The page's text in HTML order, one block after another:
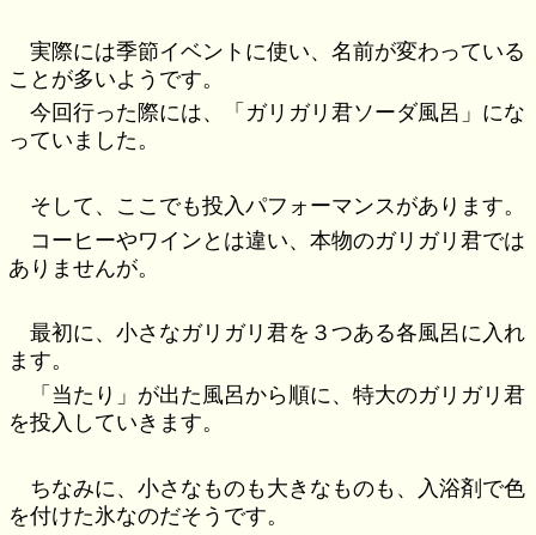
実際には季節イベントに使い、名前が変わっている
ことが多いようです。
今回行った際には、「ガリガリ君ソーダ風呂」にな
っていました。
そして、ここでも投入パフォーマンスがあります。
コーヒーやワインとは違い、本物のガリガリ君では
ありませんが。
最初に、小さなガリガリ君を３つある各風呂に入れ
ます。
「当たり」が出た風呂から順に、特大のガリガリ君
を投入していきます。
ちなみに、小さなものも大きなものも、入浴剤で色
を付けた氷なのだそうです。